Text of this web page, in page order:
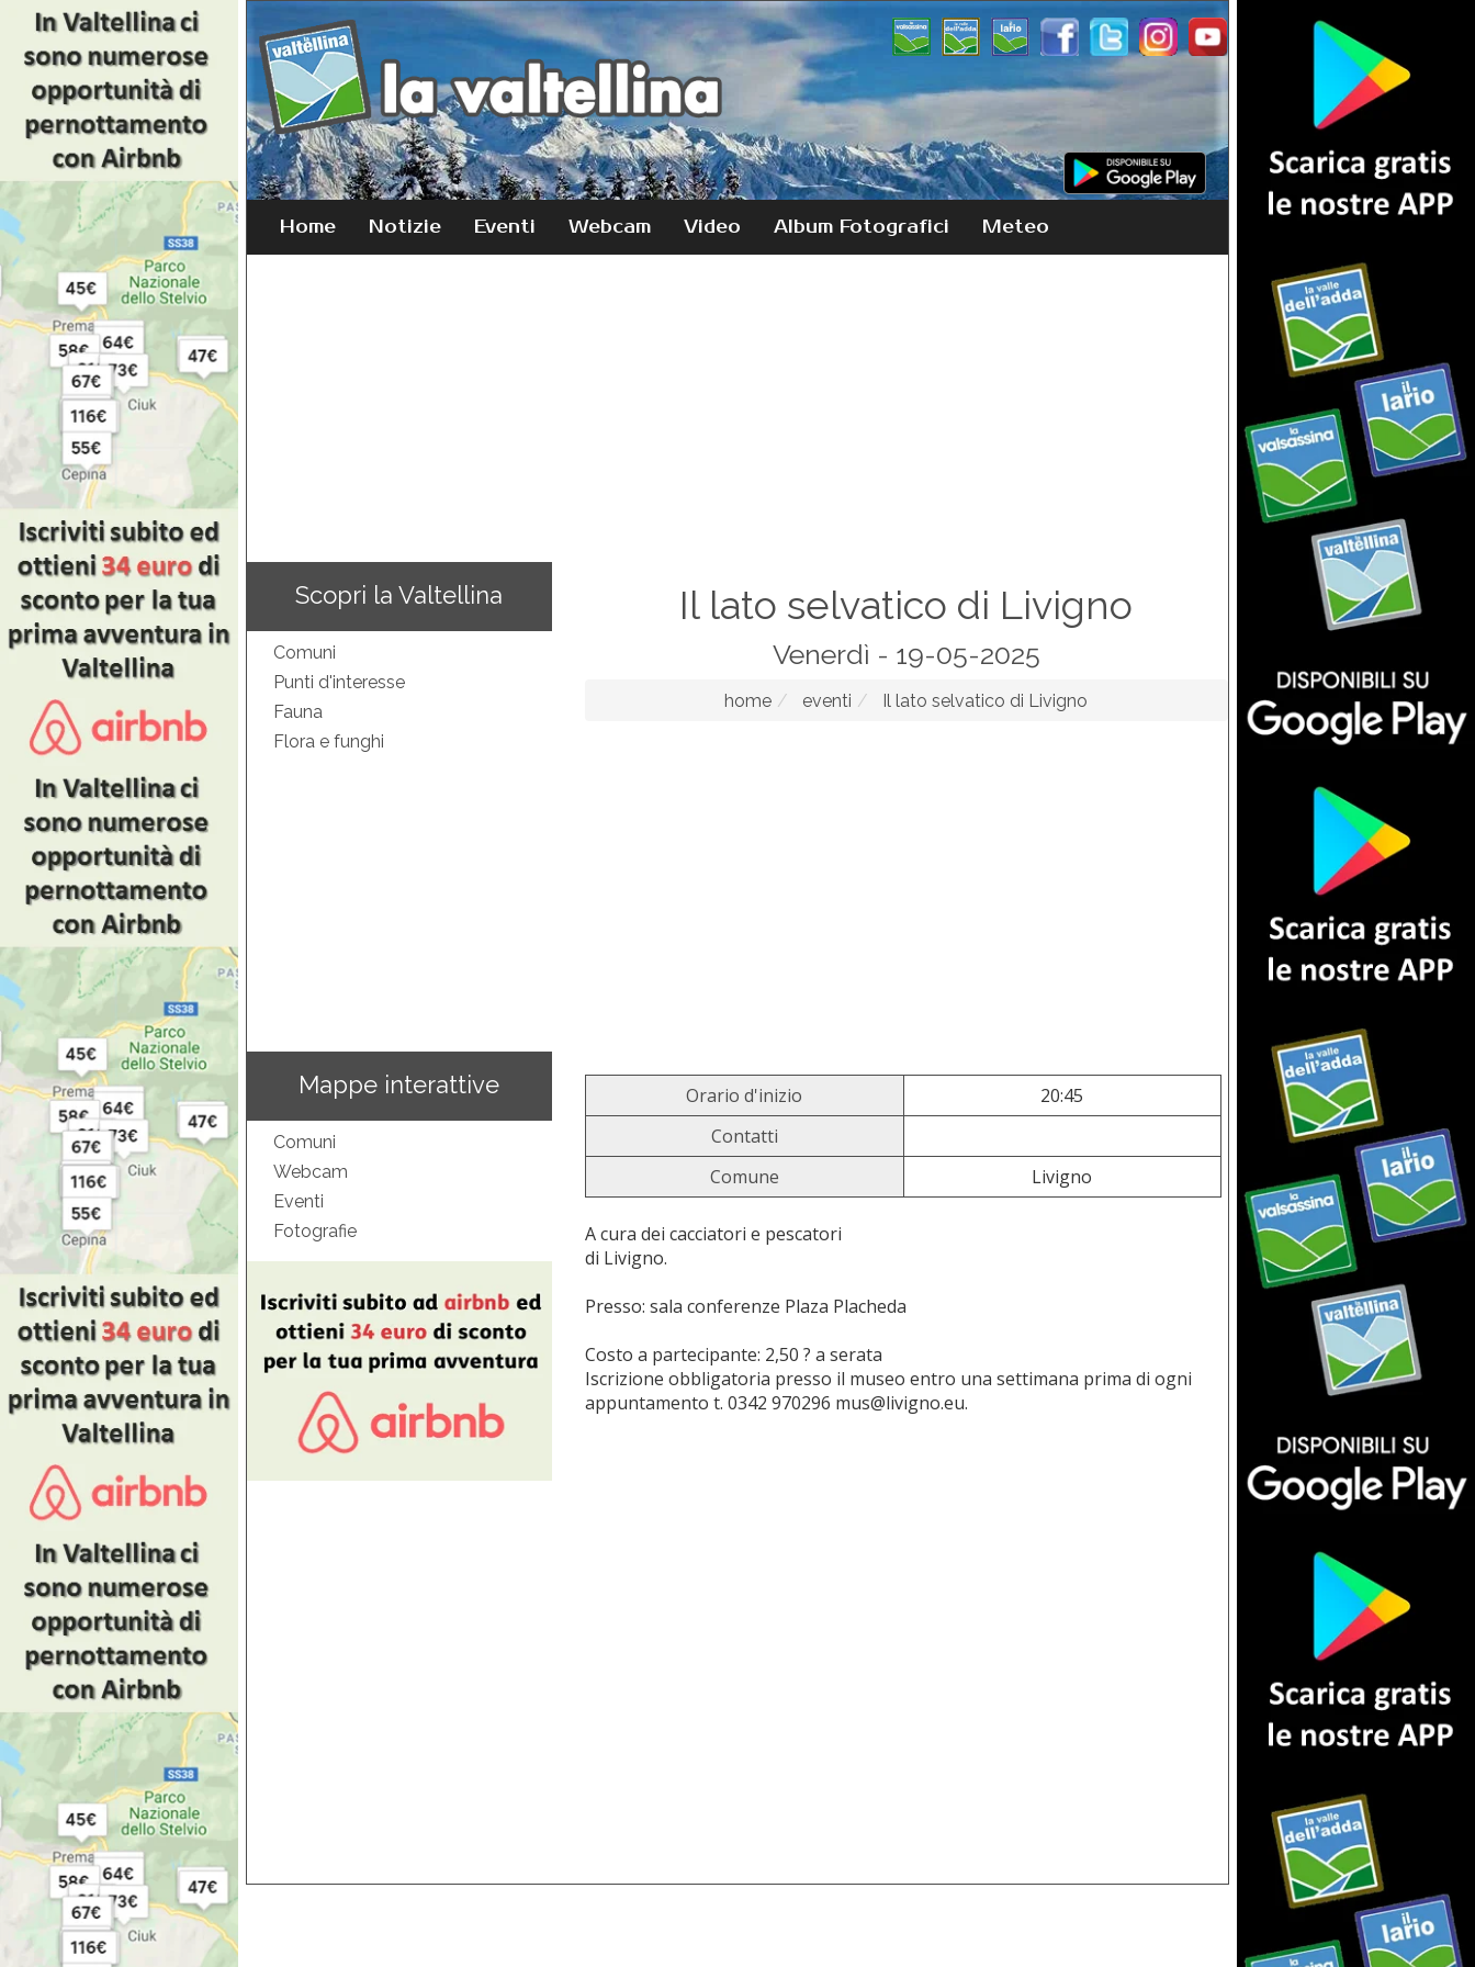
Home Notizie Eventi Webcam Video Album Fotografici Meteo
Scopri la Valtellina
Comuni
Punti d'interesse
Fauna
Flora e funghi
Mappe interattive
Comuni
Webcam
Eventi
Fotografie
Il lato selvatico di Livigno
Venerdì - 19-05-2025
home eventi Il lato selvatico di Livigno
Orario d'inizio
20:45
Contatti
Comune
Livigno
A cura dei cacciatori e pescatori
di Livigno.
Presso: sala conferenze Plaza Placheda
Costo a partecipante: 2,50 ? a serata
Iscrizione obbligatoria presso il museo entro una settimana prima di ogni
appuntamento t. 0342 970296 mus@livigno.eu.